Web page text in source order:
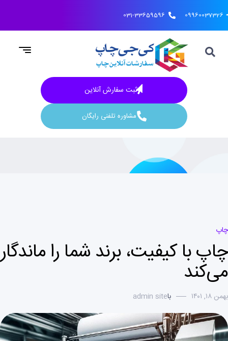
031-33659596 09960037326
ثبت سفارش آنلاین
مشاوره تلفنی رایگان
چاپ
چاپ با کیفیت، برند شما را ماندگار
می‌کند
بهمن ۱۸, ۱۴۰۱ باadmin site